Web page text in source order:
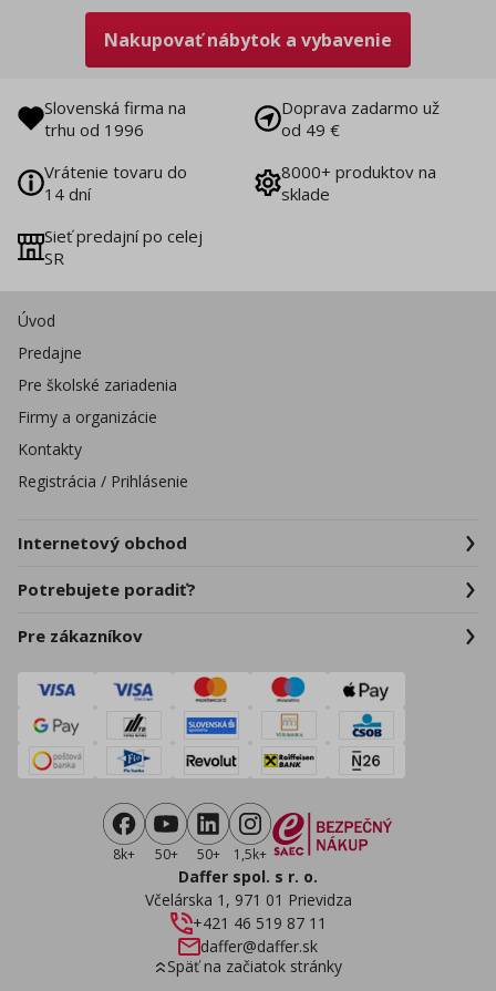
Nakupovať nábytok a vybavenie
Slovenská firma na
trhu od 1996
Doprava zadarmo už
od 49 €
Vrátenie tovaru do
14 dní
8000+ produktov na
sklade
Sieť predajní po celej
SR
Úvod
Predajne
Pre školské zariadenia
Firmy a organizácie
Kontakty
Registrácia / Prihlásenie
Internetový obchod
Potrebujete poradiť?
Pre zákazníkov
Daffer spol. s r. o.
Včelárska 1, 971 01 Prievidza
+421 46 519 87 11
daffer@daffer.sk
Späť na začiatok stránky
8k+ 50+ 50+ 1,5k+